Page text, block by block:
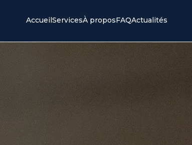
AccueilServicesÀ proposFAQActualités